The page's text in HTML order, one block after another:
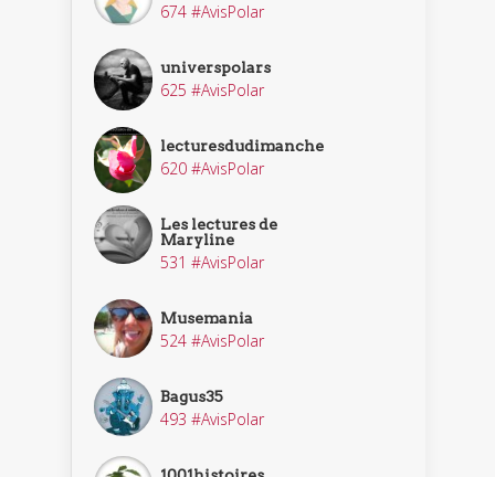
674 #AvisPolar
universpolars
625 #AvisPolar
lecturesdudimanche
620 #AvisPolar
Les lectures de
Maryline
531 #AvisPolar
Musemania
524 #AvisPolar
Bagus35
493 #AvisPolar